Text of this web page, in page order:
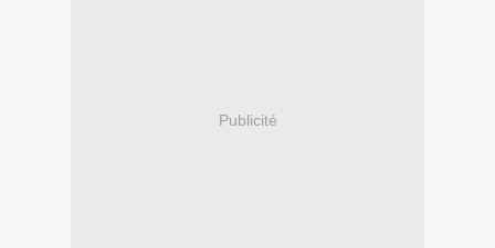
Publicité